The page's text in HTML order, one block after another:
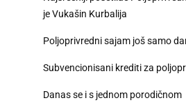
je Vukašin Kurbalija
Poljoprivredni sajam još samo
Subvencionisani krediti za
Danas se i s jednom porodičnom